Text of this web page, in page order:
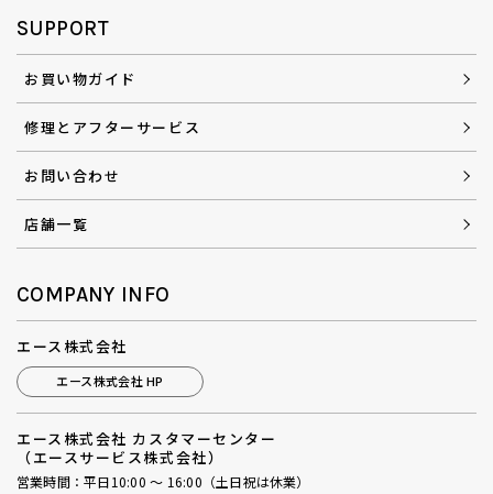
SUPPORT
お買い物ガイド
修理とアフターサービス
お問い合わせ
店舗一覧
COMPANY INFO
エース株式会社
エース株式会社 HP
エース株式会社 カスタマーセンター
（エースサービス株式会社）
営業時間：平日10:00 ～ 16:00（土日祝は休業）